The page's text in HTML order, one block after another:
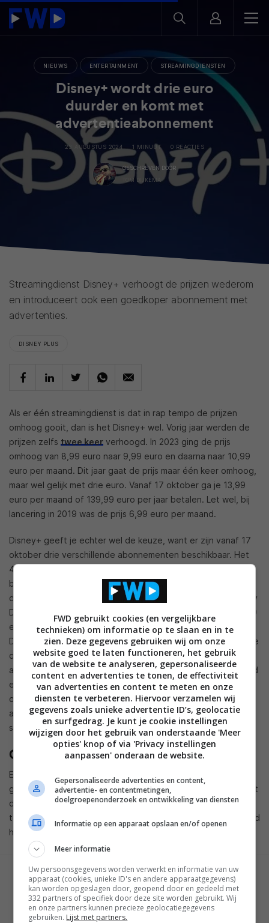
NIEUWS ENTERTAINMENT STREAMINGDIENSTEN
Disney+ wordt drie euro
duurder en komt met
advertentieabonnement
23 AUGUSTUS 2024 1 MINUUT 0 REACTIES
GESCHREVEN DOOR
TOM DIJKEMA
Streamingdienst Disney+ verhoogt de prijzen wederom
en introduceert ook een goedkoper abonnement met
advertenties.
DISNEY PLUS
Als er één streamingdienst is dat in rap tempo de prijzen
omhoog gooit, dan is het Disney+ wel. Vorig jaar werden de
prijzen zelfs twee keer verhoogd. In 2023 ging de prijs
omhoog van 8,99 euro naar 9,99 euro en daarna naar 10,99
euro per maand. Dit jaar gaat de prijs maar één keer omhoog,
maar wel gelijk met drie euro. Vanaf 17 oktober ga je 13,99
euro per maand of 139,99 euro per jaar betalen. Let wel, bij
lancering in 2019 was de prijs 6,99 euro per maand.
Disney+ geeft je echter wel de keuze, want er zijn vanaf 17
oktober drie verschillende abonnementen beschikbaar. Het
4K-abonnement met Dolby Atmos gaat Premium heten en
biedt vier gelijktijdige streams. De streamingdienst komt
daarnaast ook met een Standaardabonnement (1080p, Dolby
Digital 5.1, twee streams) voor 9,99 euro per maand of 99,99
euro per jaar en een nieuw abonnement met advertenties.
Deze biedt hetzelfde als het standaardabonnement (behalve
dat je niet kunt downloaden), maar schotelt je dan
advertenties voor. Dit abonnement kost 5,99 euro per maand
en is niet als jaarabonnement verkrijgbaar. Je wordt vanaf 17
oktober automatisch overgezet naar het Premium-
abonnement, tenzij je zelf actief wisselt naar standaard of
standaard met advertenties.
Ook aanpakken accountdelers
Eerder werd ook al
gaat starten met het aanpakken van mensen die een account
delen met iemand buiten het huishouden. Daar ga je dan een
toeslag voor betalen, ook al is nog altijd niet helemaal bekend
hoe dit er in de praktijk uit komt te zien.
GESCHREVEN DOOR
TOM DIJKEMA
FWD gebruikt cookies (en vergelijkbare
technieken) om informatie op te slaan en in te
zien. Deze gegevens gebruiken wij om onze
website goed te laten functioneren, het gebruik
van de website te analyseren, gepersonaliseerde
content en advertenties te tonen, de effectiviteit
van advertenties en content te meten en onze
diensten te verbeteren. Hiervoor verzamelen wij
gegevens zoals unieke advertentie ID’s, geolocatie
en surfgedrag. Je kunt je cookie instellingen
wijzigen door het gebruik van onderstaande 'Meer
opties' knop of via 'Privacy instellingen
aanpassen' onderaan de website.
Gepersonaliseerde advertenties en content,
advertentie- en contentmetingen,
doelgroepenonderzoek en ontwikkeling van diensten
Informatie op een apparaat opslaan en/of openen
Meer informatie
Uw persoonsgegevens worden verwerkt en informatie van uw
apparaat (cookies, unieke ID's en andere apparaatgegevens)
kan worden opgeslagen door, geopend door en gedeeld met
332 partners of specifiek door deze site worden gebruikt. Wij
en onze partners kunnen precieze geolocatiegegevens
gebruiken. Lijst met partners.